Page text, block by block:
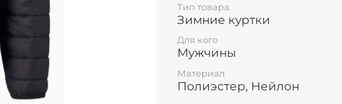
Тип товара
Зимние куртки
Для кого
Мужчины
Материал
Полиэстер, Нейлон